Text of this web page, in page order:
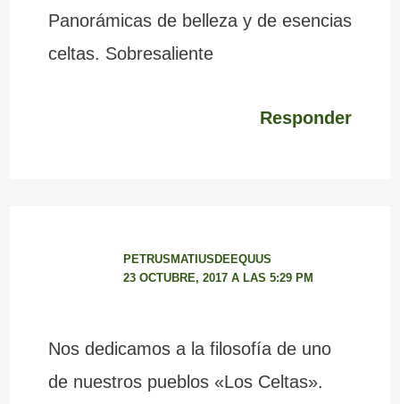
Panorámicas de belleza y de esencias
celtas. Sobresaliente
Responder
PETRUSMATIUSDEEQUUS
23 OCTUBRE, 2017 A LAS 5:29 PM
Nos dedicamos a la filosofía de uno
de nuestros pueblos «Los Celtas».